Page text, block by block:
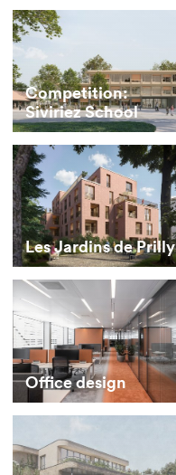
Competition:
Siviriez School
Les Jardins de Prilly
Office design